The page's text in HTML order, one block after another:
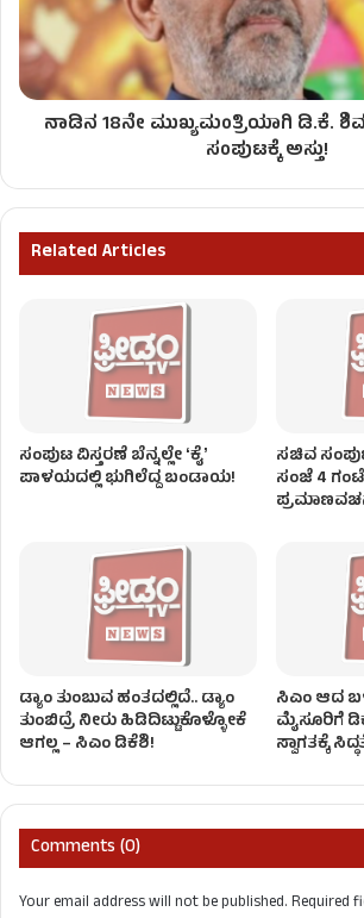
ನಾಡಿನ 18ನೇ ಮುಖ್ಯಮಂತ್ರಿಯಾಗಿ ಡಿ.ಕೆ.
ಸಂಪುಟಕ್ಕೆ ಅಸ್ತು!
Related Articles
ಸಂಪುಟ ವಿಸ್ತರಣೆ ಬೆನ್ನಲ್ಲೇ ʻಕೈʼ
ಪಾಳಯದಲ್ಲಿ ಭುಗಿಲೆದ್ದ ಬಂಡಾಯ!
ಸಚಿವ
ಸಂಜೆ 4
ಡ್ಯಾಂ ತುಂಬುವ ಹಂತದಲ್ಲಿದೆ.. ಡ್ಯಾಂ
ತುಂಬಿದ್ರೆ ನೀರು ಹಿಡಿದಿಟ್ಟುಕೊಳ್ಳೋಕೆ
ಆಗಲ್ಲ – ಸಿಎಂ ಡಿಕೆಶಿ!
ಸಿಎಂ ಆದ
ಮೈಸೂರಿಗೆ
ಸ್ವಾಗತಕ್ಕೆ
Comments (0)
Your email address will not be published.Required